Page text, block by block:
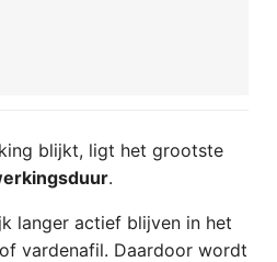
blijkt, ligt het grootste
.
langer actief blijven in het
vardenafil. Daardoor wordt